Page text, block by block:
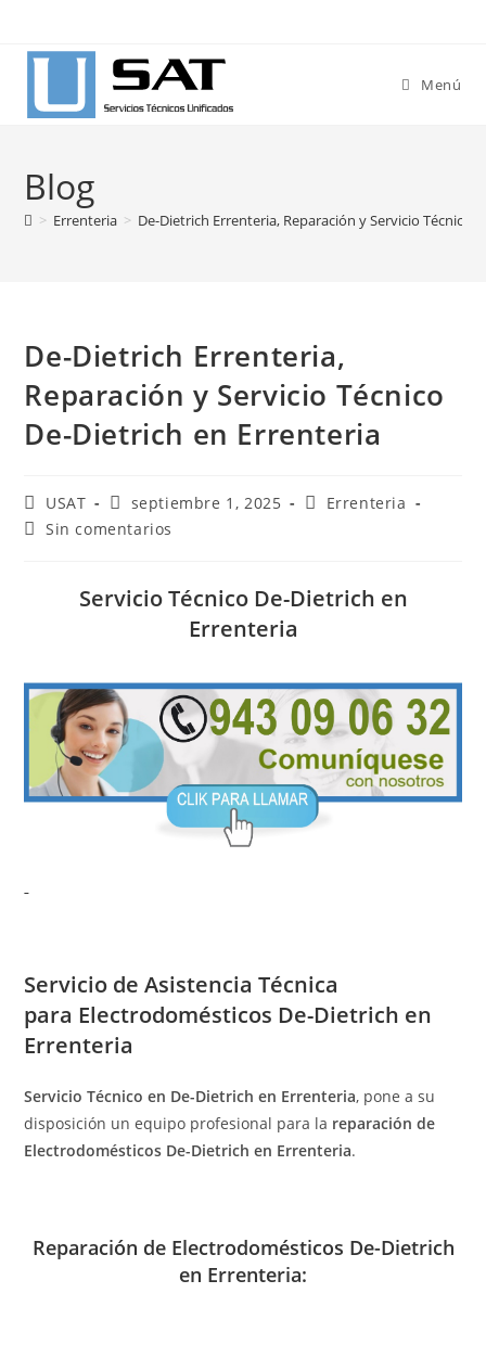
contenido
Menú
Blog
> Errenteria > De-Dietrich Errenteria, Reparación y Servicio Técnico
De-Dietrich Errenteria,
Reparación y Servicio Técnico
De-Dietrich en Errenteria
Autor
de
USAT
Publicación
de
septiembre 1, 2025
Categoría
Errenteria
Comentarios
entrada:
Sin comentarios
Servicio Técnico De-Dietrich en
Errenteria
Servicio de Asistencia Técnica
para Electrodomésticos De-Dietrich en
Errenteria
Servicio Técnico en De-Dietrich en Errenteria, pone a su
disposición un equipo profesional para la reparación de
Electrodomésticos De-Dietrich en Errenteria.
Reparación de Electrodomésticos De-Dietrich
en Errenteria: